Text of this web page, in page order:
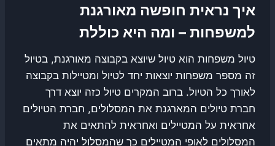
איך נראית חופשה מאורגנת
למשפחות – ומה היא כוללת
טיול משפחות הוא טיול שיוצא בקבוצה מאורגנת, בטיול
זה מספר משפחות יוצאות יחד לטיול ומטיילות בקבוצה
לאורך כל הטיול. ברוב המקרים טיול כזה יוצא דרך
חברת טיולים המארגנת את המסלולים, חברת הטיולים
אחראית על המטיילים ואחראית להתאים את
המסלולים לאופי המטיילים כך שהמסלול יהיה מתאים